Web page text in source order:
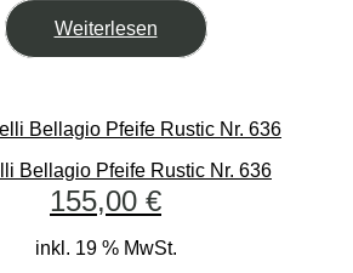
Weiterlesen
Bellagio Pfeife Rustic Nr. 636
155,00 €
inkl. 19 % MwSt.